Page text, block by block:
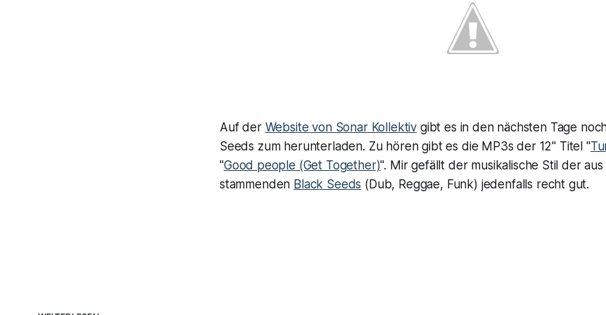
Auf der Website von Sonar Kollektiv gibt es in den nächsten Tage
Seeds zum herunterladen. Zu hören gibt es die MP3s der 12" Titel "
"Good people (Get Together)". Mir gefällt der musikalische Stil der aus
stammenden Black Seeds (Dub, Reggae, Funk) jedenfalls recht gut.